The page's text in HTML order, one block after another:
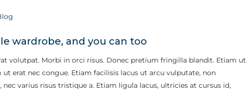
wardrobe, and you can too
volutpat. Morbi in orci risus. Donec pretium fringilla blandit. Etiam ut
erat nec congue. Etiam facilisis lacus ut arcu vulputate, non
varius risus tristique a. Etiam ligula lacus, ultricies at cursus id,